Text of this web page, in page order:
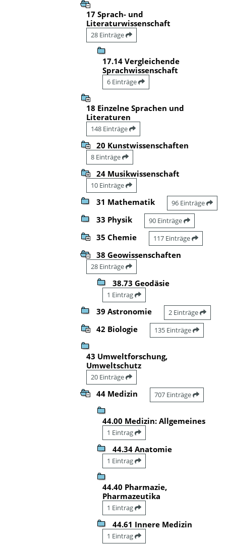
17 Sprach- und
Literaturwissenschaft
28 Einträge
17.14 Vergleichende
Sprachwissenschaft
6 Einträge
18 Einzelne Sprachen und
Literaturen
148 Einträge
20 Kunstwissenschaften
8 Einträge
24 Musikwissenschaft
10 Einträge
31 Mathematik 96 Einträge
33 Physik 90 Einträge
35 Chemie 117 Einträge
38 Geowissenschaften
28 Einträge
38.73 Geodäsie
1 Eintrag
39 Astronomie 2 Einträge
42 Biologie 135 Einträge
43 Umweltforschung,
Umweltschutz
20 Einträge
44 Medizin 707 Einträge
44.00 Medizin: Allgemeines
1 Eintrag
44.34 Anatomie
1 Eintrag
44.40 Pharmazie,
Pharmazeutika
1 Eintrag
44.61 Innere Medizin
1 Eintrag